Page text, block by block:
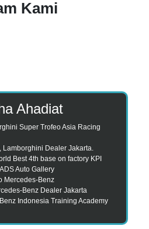
Kami
Ahadiat
Super Trofeo Asia Racing
Dealer Jakarta.
Best 4th base on factory KPI
Auto Gallery
Mercedes-Benz
Benz Dealer Jakarta
Indonesia Training Academy